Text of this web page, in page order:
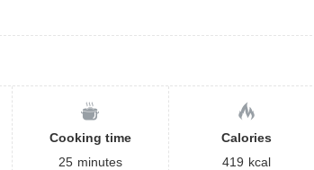
Cooking time
25 minutes
Calories
419 kcal